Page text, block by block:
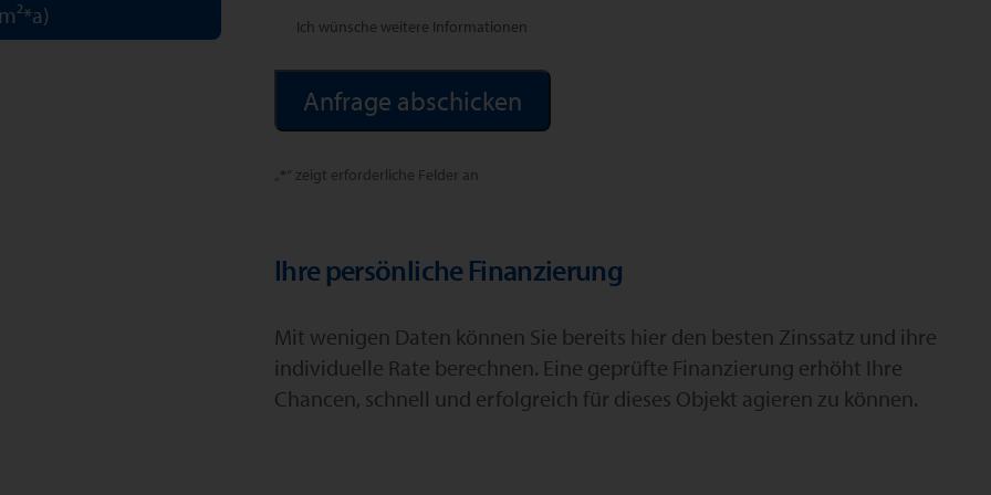
„*“ zeigt erforderliche Felder an
Ich wünsche weitere Informationen
Ihre persönliche Finanzierung
Mit wenigen Daten können Sie bereits hier den besten Zinssatz und ihre
individuelle Rate berechnen. Eine geprüfte Finanzierung erhöht Ihre
Chancen, schnell und erfolgreich für dieses Objekt agieren zu können.